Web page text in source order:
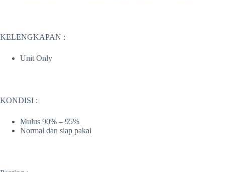
KELENGKAPAN :
Unit Only
KONDISI :
Mulus 90% – 95%
Normal dan siap pakai